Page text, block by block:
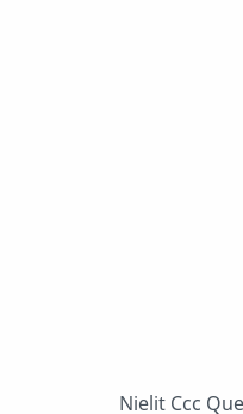
Nielit Ccc